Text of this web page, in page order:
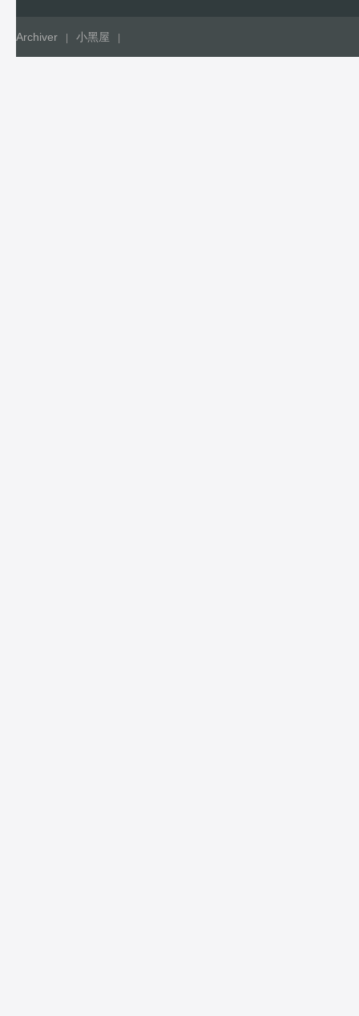
Archiver 小黑屋